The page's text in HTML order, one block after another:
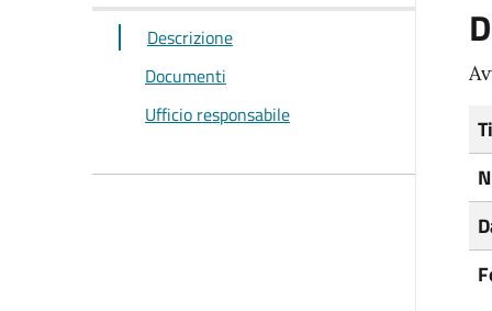
Descrizione
Documenti
Ufficio responsabile